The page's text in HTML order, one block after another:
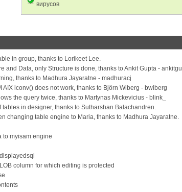
вирусов
in group, thanks to Lorikeet Lee.
and Data, only Structure is done, thanks to Ankit Gupta -
thanks to Madhura Jayaratne - madhuracj
iconv() does not work, thanks to Björn Wiberg - bwiberg
the query twice, thanks to Martynas Mickevicius - blink_
in designer, thanks to Sutharshan Balachandren.
changing table engine to Maria, thanks to Madhura Jayaratne.
to myisam engine
column for which editing is protected